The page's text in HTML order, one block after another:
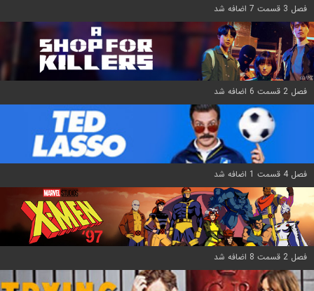
فصل 3 قسمت 7 اضافه شد
فصل 2 قسمت 6 اضافه شد
فصل 4 قسمت 1 اضافه شد
فصل 2 قسمت 8 اضافه شد